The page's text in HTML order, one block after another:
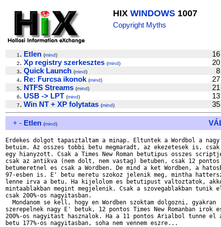
HIX WINDOWS 1007
Copyright Myths
1 . Etlen (mind)
2. Xp registry szerkesztes (mind)
3. Quick Launch (mind)
4. Re: Furcsa ikonok (mind)
5. NTFS Streams (mind)
6. USB -> LPT (mind)
7. Win NT + XP folytatas (mind)
+ - Etlen (mind)
Erdekes dolgot tapasztaltam a minap. Eltuntek a Wordbol a
betuim. Az osszes tobbi betu megmaradt, az ekezetesek is,
egy hianyzott. Csak a Times New Roman betutipus osszes
csak az antikva (nem dolt, nem vastag) betuben, csak 12 pontos
betumeretnel es csak a Wordben. De mind a ket Wordben, a
97-esben is. E' betu meretu szokoz jelenik meg, mintha
lenne irva a betu. Ha kijelolom es betutipust valtoztatok,
mintaablakban megint megjelenik. Csak a szovegablakban tunik
csak 200%-os nagyitasban.
  Mondanom se kell, hogy en Wordben szoktam dolgozni, gyakran
szerepelnek nagy E' betuk, 12 pontos Times New Romanban irok
200%-os nagyitast hasznalok. Ha a 11 pontos Arialbol tunne el
betu 177%-os nagyitasban, soha nem vennem eszre...